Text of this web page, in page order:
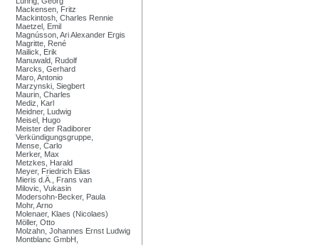
Mackensen, Fritz
Mackintosh, Charles Rennie
Maetzel, Emil
Magnússon, Ari Alexander Ergis
Magritte, René
Mailick, Erik
Manuwald, Rudolf
Marcks, Gerhard
Maro, Antonio
Marzynski, Siegbert
Maurin, Charles
Mediz, Karl
Meidner, Ludwig
Meisel, Hugo
Meister der Radiborer
Verkündigungsgruppe,
Mense, Carlo
Merker, Max
Metzkes, Harald
Meyer, Friedrich Elias
Mieris d.Ä., Frans van
Milovic, Vukasin
Modersohn-Becker, Paula
Mohr, Arno
Molenaer, Klaes (Nicolaes)
Möller, Otto
Molzahn, Johannes Ernst Ludwig
Montblanc GmbH,